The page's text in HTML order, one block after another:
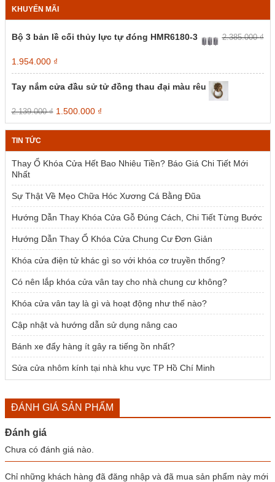
KHUYẾN MÃI
Bộ 3 bản lề cối thủy lực tự đóng HMR6180-3 2.385.000₫
Giá
gốc
là:
2.385.000 ₫.
1.954.000 ₫Giá
hiện
tại
Tay nắm cửa đầu sử tử đồng thau đại màu rêu
2.139.000₫ Giá
gốc
là:
1.500.000 ₫Giá
hiện
tại
1.500.000 ₫.
TIN TỨC
Thay Ổ Khóa Cửa Hết Bao Nhiêu Tiền? Báo Giá Chi Tiết Mới
Nhất
Sự Thật Về Mẹo Chữa Hóc Xương Cá Bằng Đũa
Hướng Dẫn Thay Khóa Cửa Gỗ Đúng Cách, Chi Tiết Từng Bước
Hướng Dẫn Thay Ổ Khóa Cửa Chung Cư Đơn Giản
Khóa cửa điện tử khác gì so với khóa cơ truyền thống?
Có nên lắp khóa cửa vân tay cho nhà chung cư không?
Khóa cửa vân tay là gì và hoạt động như thế nào?
Cập nhật và hướng dẫn sử dụng nâng cao
Bánh xe đẩy hàng ít gây ra tiếng ồn nhất?
Sửa cửa nhôm kính tại nhà khu vực TP Hồ Chí Minh
ĐÁNH GIÁ SẢN PHẨM
Đánh giá
Chưa có đánh giá nào.
Chỉ những khách hàng đã đăng nhập và đã mua sản phẩm này mới